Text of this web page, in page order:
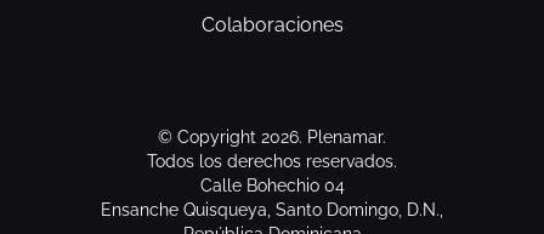
Colaboraciones
© Copyright 2026. Plenamar.
Todos los derechos reservados.
Calle Bohechio 04
Ensanche Quisqueya, Santo Domingo, D.N.,